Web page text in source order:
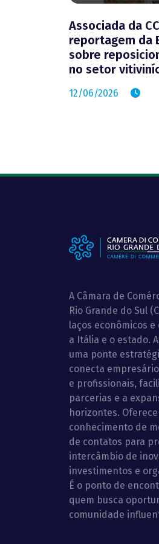
Associada da
reportagem da
sobre
no setor
12/06/2026
A Câmara de
Rio Grande do Sul
laços econômicos
a Itália e o estado.
uma ponte
conecta
e profissionais,
parcerias e a
horizontes.
conhecimento de
de contatos para
intercâmbio de
investimentos e
É o ponto de
quem busca
comunidade